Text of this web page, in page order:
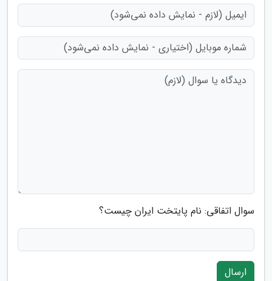
سوال اتفاقی: نام پایتخت ایران چیست؟
ارسال